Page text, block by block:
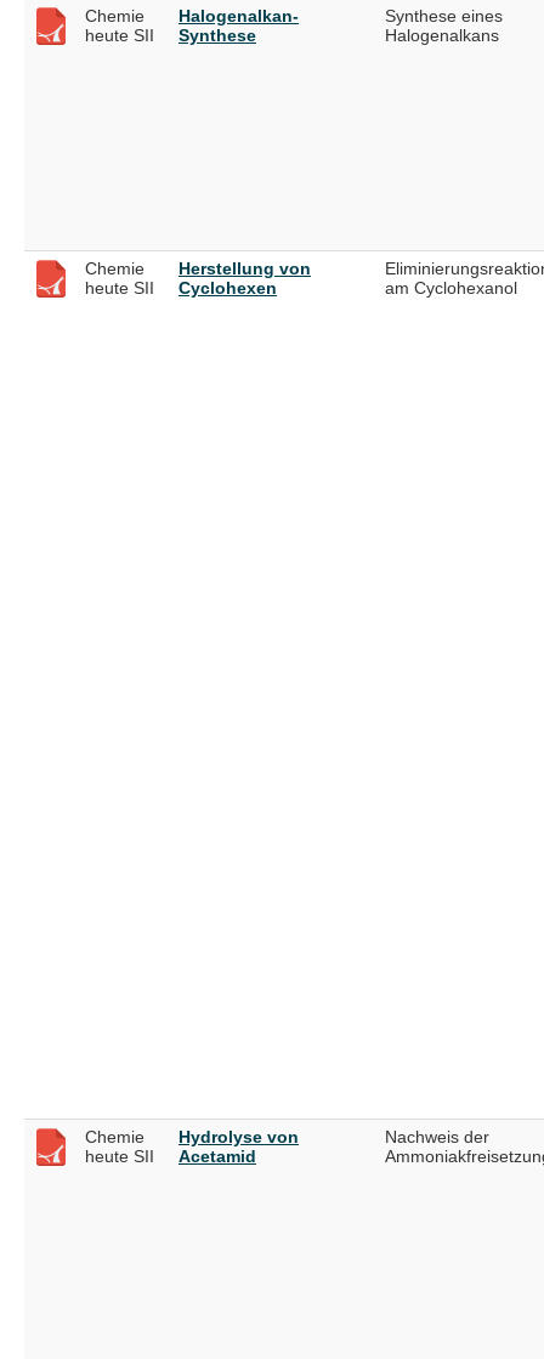
Chemie
heute SII
Halogenalkan-
Synthese
Synthese eines
Halogenalkans
Chemie
heute SII
Herstellung von
Cyclohexen
am Cyclohexanol
Chemie
heute SII
Hydrolyse von
Acetamid
Nachweis der